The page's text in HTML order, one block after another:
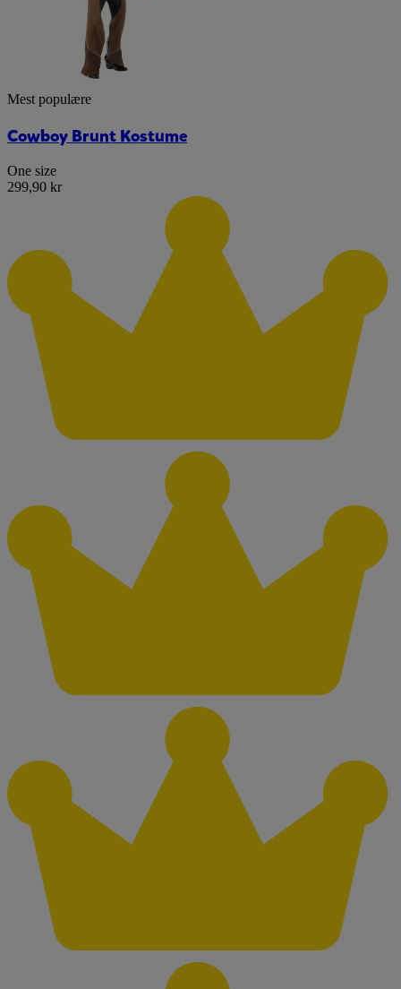
Mest populære
Cowboy Brunt Kostume
One size
299,90 kr